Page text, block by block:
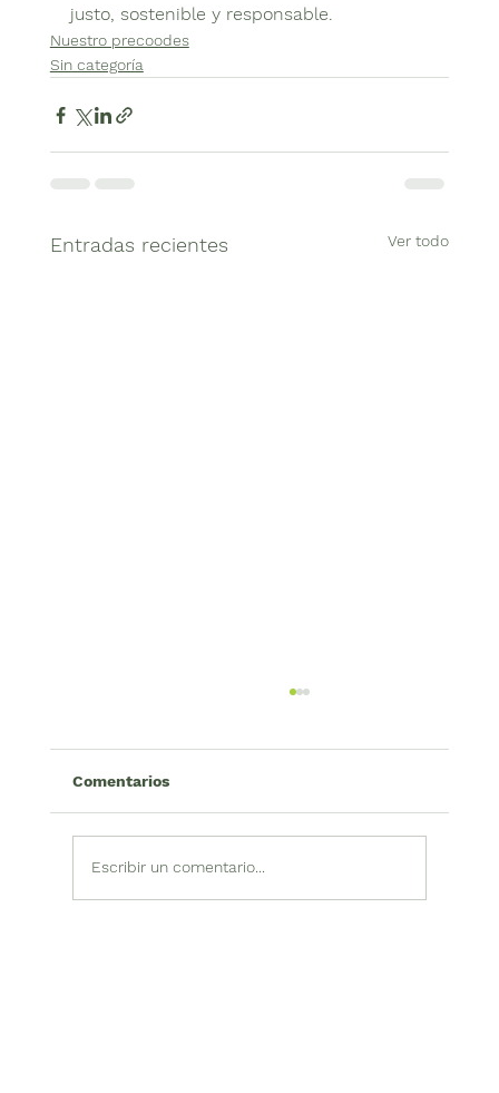
justo, sostenible y responsable.
Nuestro precoodes
Sin categoría
Entradas recientes Ver todo
Comentarios
Escribir un comentario...